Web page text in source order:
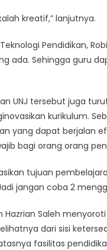
kreatif,” lanjutnya.
Pendidikan,
ada. Sehingga guru
UNJ tersebut juga
kurikulum.
yang dapat berjalan
bagi orang orang
tujuan
jangan coba 2
Hazrian Saleh
dari sisi
fasilitas